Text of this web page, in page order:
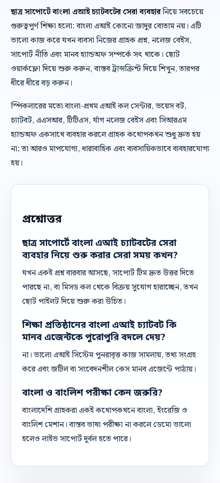
ছাত্র সাপোর্টে বাংলা এআই চ্যাটবটের সেরা ব্যবহারনিয়ে সবচেয়ে
গুরুত্বপূর্ণ শিক্ষা হলো: বাংলা এআই কোনো জাদুর বোতাম নয়। এটি
ভালো কাজ করে যখন ব্যবসা নিজের গ্রাহক প্রশ্ন, নলেজ বেইস,
সাপোর্ট নীতি এবং মানব হ্যান্ডঅফ সম্পর্কে সৎ থাকে। ছোট
ওয়ার্কফ্লো দিয়ে শুরু করুন, বাস্তব ট্রান্সক্রিপ্ট দিয়ে শিখুন, তারপর
ধীরে ধীরে বড় করুন।
স্পিকলারের মতো বাংলা-প্রথম এআই কল সেন্টার, ভয়েস বট,
চ্যাটবট, এএসআর, টিটিএস, র্যাগ নলেজ বেইস এবং সিআরএম
হ্যান্ডঅফ একসাথে ব্যবহার করলে গ্রাহক কথোপকথন শুধু দ্রুত হয়
না; তা আরও মাপযোগ্য, ধারাবাহিক এবং ব্যবসায়িকভাবে ব্যবহারযোগ্য
হয়।
প্রশ্নোত্তর
ছাত্র সাপোর্টে বাংলা এআই চ্যাটবটের সেরা
ব্যবহার নিয়ে শুরু করার সেরা সময় কখন?
যখন একই প্রশ্ন বারবার আসছে, সাপোর্ট টিম দ্রুত উত্তর দিতে
পারছে না, বা মিসড কল থেকে বিক্রয় সুযোগ হারাচ্ছেন, তখন
ছোট পাইলট দিয়ে শুরু করা উচিত।
শিক্ষা প্রতিষ্ঠানের বাংলা এআই চ্যাটবট কি
মানব এজেন্টকে পুরোপুরি বদলে দেয়?
না। ভালো এআই সিস্টেম পুনরাবৃত্ত কাজ সামলায়, তথ্য সংগ্রহ
করে এবং জটিল বা সংবেদনশীল কেস মানব এজেন্টে পাঠায়।
বাংলা ও বাংলিশ পরীক্ষা কেন জরুরি?
বাংলাদেশি গ্রাহকরা একই কথোপকথনে বাংলা, ইংরেজি ও
বাংলিশ মেশান। বাস্তব ভাষা পরীক্ষা না করলে ডেমো ভালো
হলেও লাইভ সাপোর্ট দুর্বল হতে পারে।